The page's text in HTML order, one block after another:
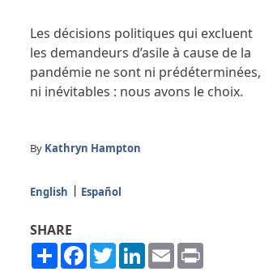
Les décisions politiques qui excluent
les demandeurs d’asile à cause de la
pandémie ne sont ni prédéterminées,
ni inévitables : nous avons le choix.
By Kathryn Hampton
English Español
SHARE
ShareFacebook
TwitterLinkedIn
Email